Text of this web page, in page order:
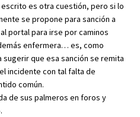
es otra cuestión, pero si lo
se propone para sanción a
portal para irse por caminos
enfermera… es, como
sugerir que esa sanción se remita
incidente con tal falta de
común.
de sus palmeros en foros y